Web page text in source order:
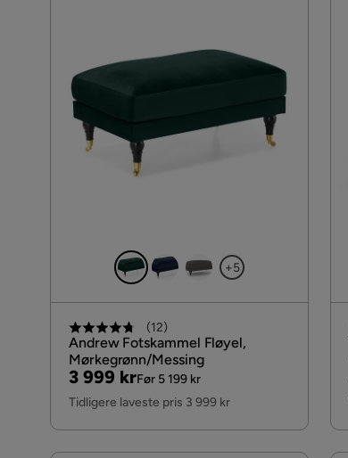
+5
(12)
Andrew Fotskammel Fløyel,
Mørkegrønn/Messing
Pris
3 999 kr
Original
Pris
Før 5 199 kr
Tidligere laveste pris 3 999 kr